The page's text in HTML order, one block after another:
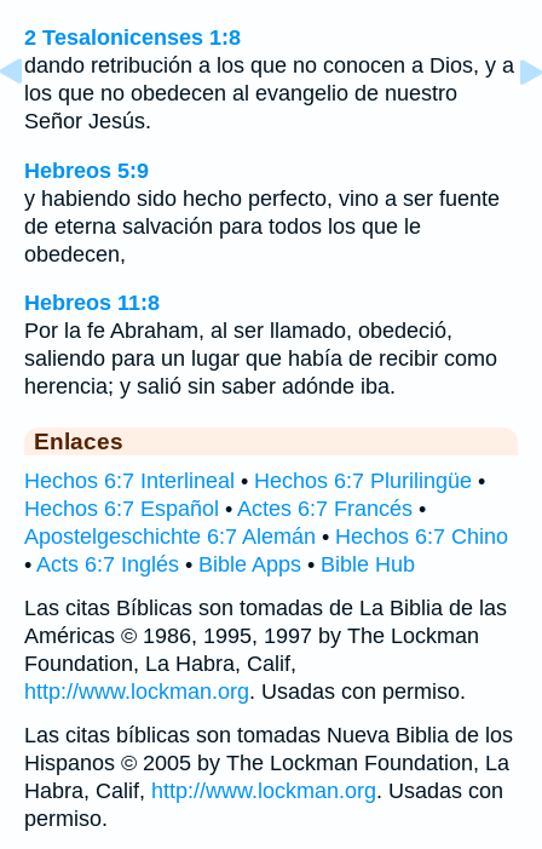
2 Tesalonicenses 1:8
dando retribución a los que no conocen a Dios, y a
los que no obedecen al evangelio de nuestro
Señor Jesús.
Hebreos 5:9
y habiendo sido hecho perfecto, vino a ser fuente
de eterna salvación para todos los que le
obedecen,
Hebreos 11:8
Por la fe Abraham, al ser llamado, obedeció,
saliendo para un lugar que había de recibir como
herencia; y salió sin saber adónde iba.
Enlaces
Hechos 6:7 Interlineal • Hechos 6:7 Plurilingüe •
Hechos 6:7 Español • Actes 6:7 Francés •
Apostelgeschichte 6:7 Alemán • Hechos 6:7 Chino
• Acts 6:7 Inglés • Bible Apps • Bible Hub
Las citas Bíblicas son tomadas de La Biblia de las
Américas © 1986, 1995, 1997 by The Lockman
Foundation, La Habra, Calif,
http://www.lockman.org. Usadas con permiso.
Las citas bíblicas son tomadas Nueva Biblia de los
Hispanos © 2005 by The Lockman Foundation, La
Habra, Calif, http://www.lockman.org. Usadas con
permiso.